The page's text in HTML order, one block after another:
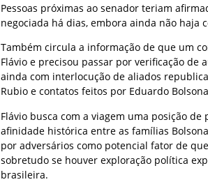
Pessoas próximas ao senador teriam
negociada há dias, embora ainda não haja
Também circula a informação de que um
Flávio e precisou passar por verificação
ainda com interlocução de aliados
Rubio e contatos feitos por Eduardo
Flávio busca com a viagem uma posição
afinidade histórica entre as famílias
por adversários como potencial fator de
sobretudo se houver exploração política
brasileira.